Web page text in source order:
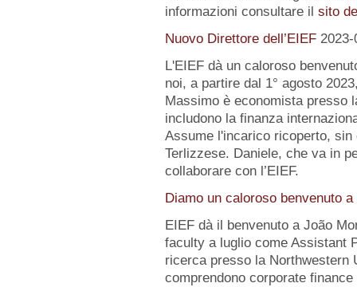
informazioni consultare il sito
Nuovo Direttore dell’EIEF 2023-
L'EIEF dà un caloroso
noi, a partire dal 1° agosto
Massimo è economista presso
includono la finanza
Assume l'incarico ricoperto, sin
Terlizzese. Daniele, che va in
collaborare con l’EIEF.
Diamo un caloroso benvenuto
EIEF dà il benvenuto a João
faculty a luglio come Assistant
ricerca presso la
comprendono corporate